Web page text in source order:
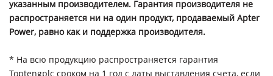
указанным производителем. Гарантия производителя не
распространяется ни на один продукт, продаваемый Apter
Power, равно как и поддержка производителя.
* На всю продукцию распространяется гарантия
Toptengplc сроком на 1 год с даты выставления счета, если